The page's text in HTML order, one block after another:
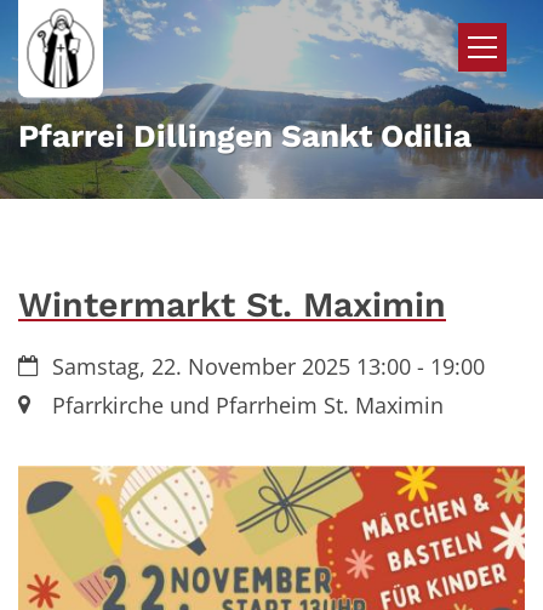
Zum Inhalt springen
Pfarrei Dillingen Sankt Odilia
Wintermarkt St. Maximin
Datum:Samstag, 22. November 2025 13:00 - 19:00
Ort:Pfarrkirche und Pfarrheim St. Maximin